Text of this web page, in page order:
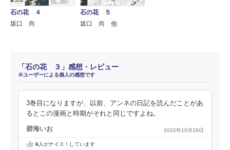
石の花 ４
坂口 尚
石の花 ５
坂口 尚 他
「石の花 ３」感想・レビュー
※ユーザーによる個人の感想です
3巻目になりますが、以前、アンネの日記を読んだことがあ
るとこの漫画と時期がそれと同じですよね。
碧海いお 2022年10月29日
6人がナイス！しています